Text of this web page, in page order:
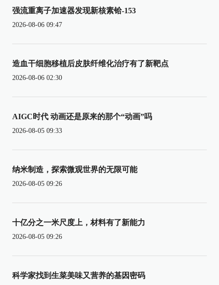
强流重离子加速器发现新核素铪-153
2026-08-06 09:47
造血干细胞移植后皮肤纤维化治疗有了新靶点
2026-08-06 02:30
AIGC时代 动画还是原来的那个“动画”吗
2026-08-05 09:33
纳米制造，探索微观世界的无限可能
2026-08-05 09:26
十亿分之一米尺度上，材料有了新能力
2026-08-05 09:26
科学家找到生菜美味又营养的基因密码